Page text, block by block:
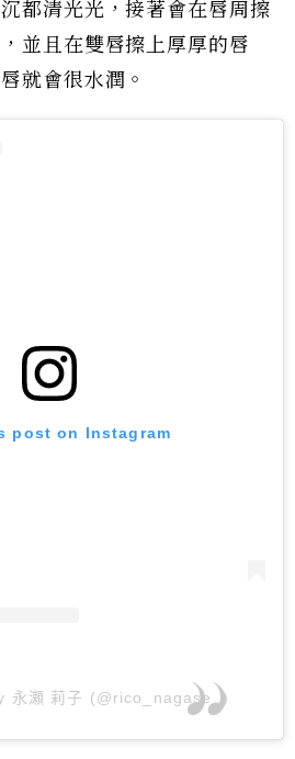
都清光光，接著會在唇周擦
並且在雙唇擦上厚厚的唇
就會很水潤。
post on Instagram
永瀬 莉子 (@rico_nagase_)